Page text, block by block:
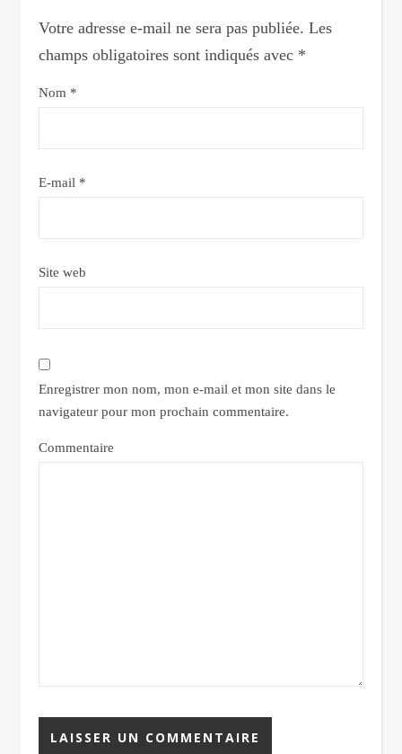
Votre adresse e-mail ne sera pas publiée. Les
champs obligatoires sont indiqués avec *
Nom *
E-mail *
Site web
Enregistrer mon nom, mon e-mail et mon site dans le
navigateur pour mon prochain commentaire.
Commentaire